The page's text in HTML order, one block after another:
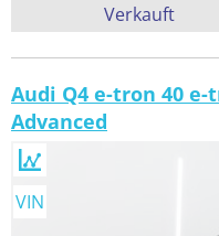
Verkauft
Audi Q4 e-tron 40
Advanced
VIN